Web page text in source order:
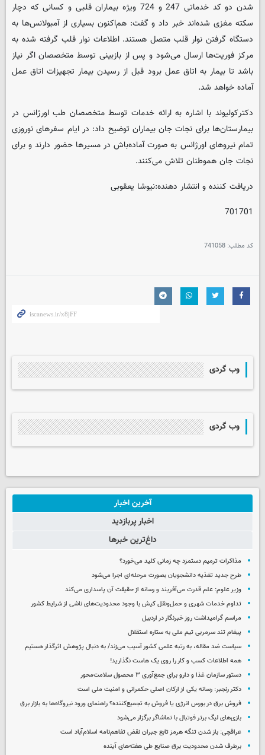
شدن دو کد خدماتی 247 و 724 ویژه بیماران قلبی و کسانی که دچار
سکته مغزی‌ شده‌اند خبر داد و گفت:‌ هم‌اکنون بسیاری از آمبولانس‌ها به
دستگاه گرفتن نوار قلب متصل هستند. اطلاعات نوار قلب گرفته شده به
مرکز فوریت‌ها ارسال می‌شود و پس از بازبینی توسط متخصصان اگر نیاز
باشد تا بیمار به اتاق عمل برود قبل از رسیدن بیمار تجهیزات اتاق عمل
آماده خواهد شد.
دکترکولیوند با اشاره به ارائه خدمات توسط متخصصان طب اورژانس در
بیمارستان‌ها برای نجات جان بیماران توضیح داد: در ایام سفرهای نوروزی
تمام نیروهای اورژانس به صورت آماده‌باش در مسیرها حضور دارند و برای
نجات جان هموطنان تلاش می‌کنند.
دریافت کننده و انتشار دهنده:نیوشا یعقوبی
701701
کد مطلب: 741058
وب گردی
وب گردی
آخرین اخبار
اخبار پربازدید
داغ‌ترین خبرها
مذاکرات ترمیم دستمزد چه زمانی کلید می‌خورد؟
طرح جدید تغذیه دانشجویان بصورت مرحله‌ای اجرا می‌شود
وزیر علوم: علم قدرت می‌آفریند و رسانه از حقیقت آن پاسداری می‌کند
تداوم خدمات شهری و حمل‌ونقل کیش با وجود محدودیت‌های ناشی از شرایط کشور
مراسم گرامیداشت روز خبرنگار در اردبیل
پیغام تند سرمربی تیم ملی به ستاره استقلال
سیاست ضد مقاله، به رتبه علمی کشور آسیب می‌زند/ به دنبال پژوهش اثرگذار هستیم
همه اطلاعات کسب‌ و کار را روی یک هاست نگذارید!
دستور سازمان غذا و دارو برای جمع‌آوری ۳ محصول سلامت‌محور
دکتر رنجبر: رسانه یکی از ارکان اصلی حکمرانی و امنیت ملی است
فروش برق در بورس انرژی یا فروش به تجمیع‌کننده؟ راهنمای ورود نیروگاه‌ها به بازار برق
بازی‌های لیگ برتر فوتبال با تماشاگر برگزار می‌شود
عراقچی: باز شدن تنگه هرمز تابع جبران نقض تفاهم‌نامه اسلام‌آباد است
برطرف شدن محدودیت‌ برق صنایع طی هفته‌های آینده